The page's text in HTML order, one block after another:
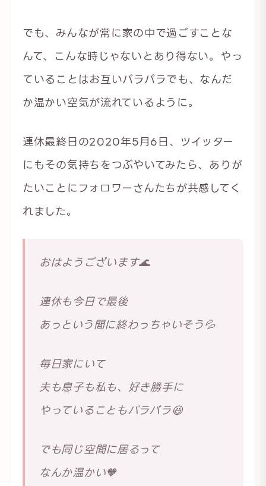
でも、みんなが常に家の中で過ごすことな
んて、こんな時じゃないとあり得ない。やっ
ていることはお互いバラバラでも、なんだ
か温かい空気が流れているように。
連休最終日の2020年5月6日、ツイッター
にもその気持ちをつぶやいてみたら、ありが
たいことにフォロワーさんたちが共感してく
れました。
おはようございます🌊
連休も今日で最後
あっという間に終わっちゃいそう💦
毎日家にいて
夫も息子も私も、好き勝手に
やっていることもバラバラ😆
でも同じ空間に居るって
なんか温かい🧡